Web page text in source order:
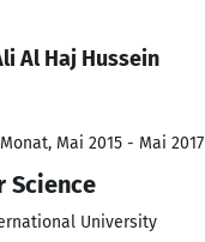
Al Haj Hussein
Mai 2015 - Mai 2017
Science
University